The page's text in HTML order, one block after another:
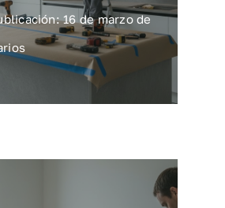
16 de marzo de
on
Iluminación
cómo
luz